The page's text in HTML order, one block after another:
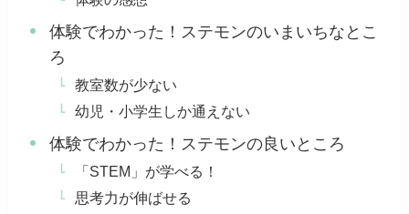
体験でわかった！ステモンのいまいちなとこ
ろ
教室数が少ない
幼児・小学生しか通えない
体験でわかった！ステモンの良いところ
「STEM」が学べる！
思考力が伸ばせる